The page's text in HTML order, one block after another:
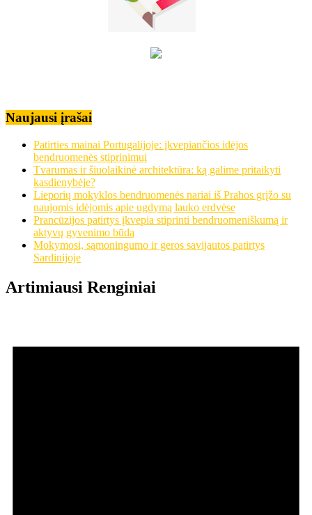
Naujausi įrašai
Patirties mainai Portugalijoje: įkvepiančios idėjos
bendruomenės stiprinimui
Tvarumas ir šiuolaikinė architektūra: ką galime pritaikyti
kasdienybėje?
Lieporių mokyklos bendruomenės nariai iš Prahos grįžo su
naujomis idėjomis apie ugdymą lauko erdvėse
Prancūzijos patirtys įkvepia stiprinti bendruomeniškumą ir
aktyvų gyvenimo būdą
Mokymosi, sąmoningumo ir geros savijautos patirtys
Sardinijoje
Artimiausi Renginiai